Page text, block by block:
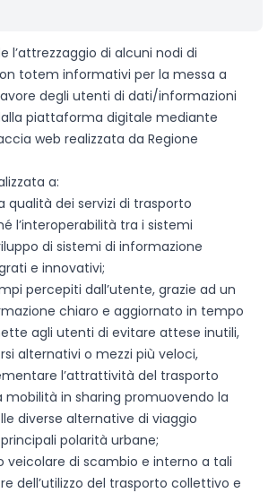
l’attrezzaggio di alcuni nodi di
totem informativi per la messa a
degli utenti di dati/informazioni
piattaforma digitale mediante
web realizzata da Regione
a:
qualità dei servizi di trasporto
l’interoperabilità tra i sistemi
di sistemi di informazione
e innovativi;
percepiti dall’utente, grazie ad un
chiaro e aggiornato in tempo
agli utenti di evitare attese inutili,
alternativi o mezzi più veloci,
l’attrattività del trasporto
mobilità in sharing promuovendo la
diverse alternative di viaggio
polarità urbane;
veicolare di scambio e interno a tali
dell’utilizzo del trasporto collettivo e